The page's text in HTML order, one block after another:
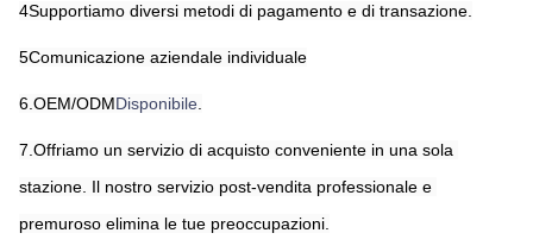
4Supportiamo diversi metodi di pagamento e di transazione.
5Comunicazione aziendale individuale
6.OEM/ODMDisponibile
7.Offriamo un servizio di acquisto conveniente in una sola
stazione. Il nostro servizio post-vendita professionale e
premuroso elimina le tue preoccupazioni.